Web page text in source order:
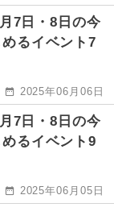
7日・8日の今
るイベント7
2025年06月06日
7日・8日の今
るイベント9
2025年06月05日